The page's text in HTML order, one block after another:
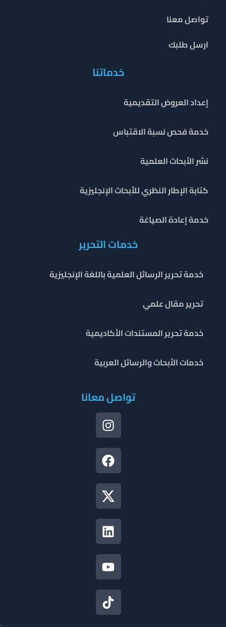
تواصل معنا
ارسل طلبك
خدماتنا
إعداد العروض التقديمية
خدمة فحص نسبة الاقتباس
نشر الأبحاث العلمية
كتابة الإطار النظري للأبحاث الإنجليزية
خدمة إعادة الصياغة
خدمات التحرير
خدمة تحرير الرسائل العلمية باللغة الإنجليزية
تحرير مقال علمي
خدمة تحرير المستندات الأكاديمية
خدمات الأبحاث والرسائل العربية
تواصل معانا